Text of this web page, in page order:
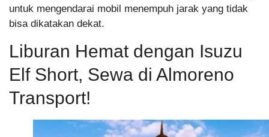
untuk mengendarai mobil menempuh jarak yang tidak
bisa dikatakan dekat.
Liburan Hemat dengan Isuzu
Elf Short, Sewa di Almoreno
Transport!